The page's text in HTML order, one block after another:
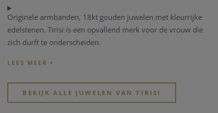
Originele armbanden, 18kt gouden juwelen met kleurrijke
edelstenen. Tirisi is een opvallend merk voor de vrouw die
zich durft te onderscheiden.
BEKIJK ALLE JUWELEN VAN TIRISI